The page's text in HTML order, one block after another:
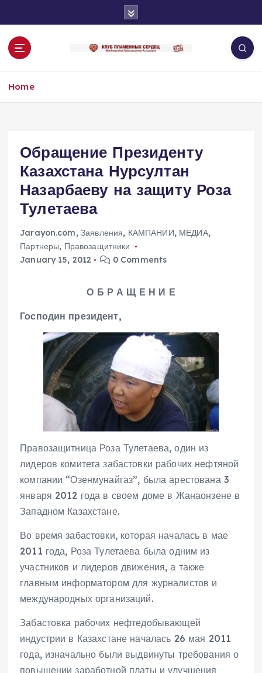
o
Home
Обращение Президенту
Казахстана Нурсултан
Назарбаеву на защиту Роза
Тулетаева
Jarayon.com, Заявления, КАМПАНИИ, МЕДИА,
Партнеры, Правозащитники
January 15, 2012
0 Comments
О Б Р А Щ Е Н И Е
Господин президент,
Правозащитница Роза Тулетаева, один из
лидеров комитета забастовки рабочих нефтяной
компании “Озенмунайгаз”, была арестована 3
января 2012 года в своем доме в Жанаонзене в
Западном Казахстане.
Во время забастовки, которая началась в мае
2011 года, Роза Тулетаева была одним из
участников и лидеров движения, а также
главным информатором для журналистов и
международных организаций.
Забастовка рабочих нефтедобывающей
индустрии в Казахстане началась 26 мая 2011
года, изначально были выдвинуты требования о
повышении заработной платы и улучшения